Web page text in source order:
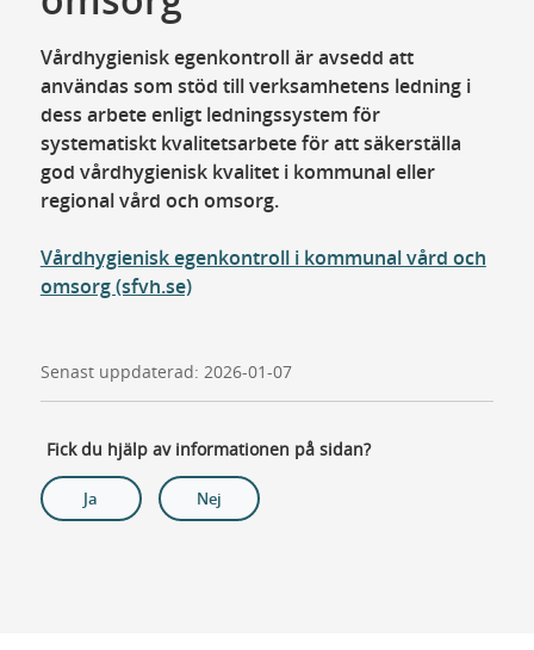
Vårdhygienisk egenkontroll är avsedd att
användas som stöd till verksamhetens ledning i
dess arbete enligt ledningssystem för
systematiskt kvalitetsarbete för att säkerställa
god vårdhygienisk kvalitet i kommunal eller
regional vård och omsorg.
Vårdhygienisk egenkontroll i kommunal vård och
omsorg (sfvh.se)
Senast uppdaterad: 2026-01-07
Fick du hjälp av informationen på sidan?
Ja Nej